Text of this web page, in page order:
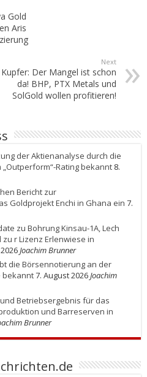
Gold
Aris
Next
Kupfer: Der Mangel ist schon
da! BHP, PTX Metals und
SolGold wollen profitieren!
der Aktienanalyse durch die
Rating bekannt 8.
Bericht zur
Goldprojekt Enchi in Ghana ein 7.
zu Bohrung Kinsau-1A, Lech
r Lizenz Erlenwiese in
Joachim Brunner
die Börsennotierung an der
bekannt7. August 2026Joachim
Betriebsergebnis für das
und Barreserven in
Brunner